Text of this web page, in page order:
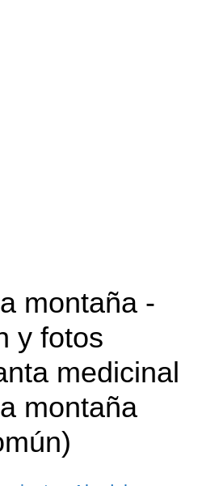
montaña -
y fotos
medicinal
montaña